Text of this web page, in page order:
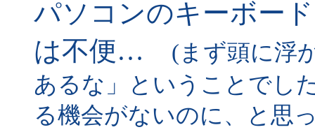
パソコンのキーボー
は不便…
(まず頭に浮
あるな」ということでし
る機会がないのに、と思